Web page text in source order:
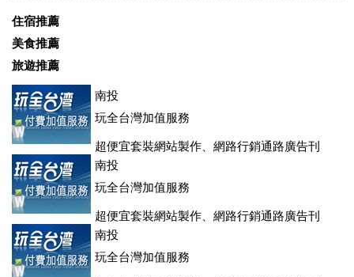
住宿推薦
美食推薦
旅遊推薦
南投
玩全台灣加值服務
超便宜套裝網站製作、網路行銷通路廣告刊
登、訂房系統、客房委託旅行社銷售，全面優惠中....
南投
玩全台灣加值服務
超便宜套裝網站製作、網路行銷通路廣告刊
登、訂房系統、客房委託旅行社銷售，全面優惠中....
南投
玩全台灣加值服務